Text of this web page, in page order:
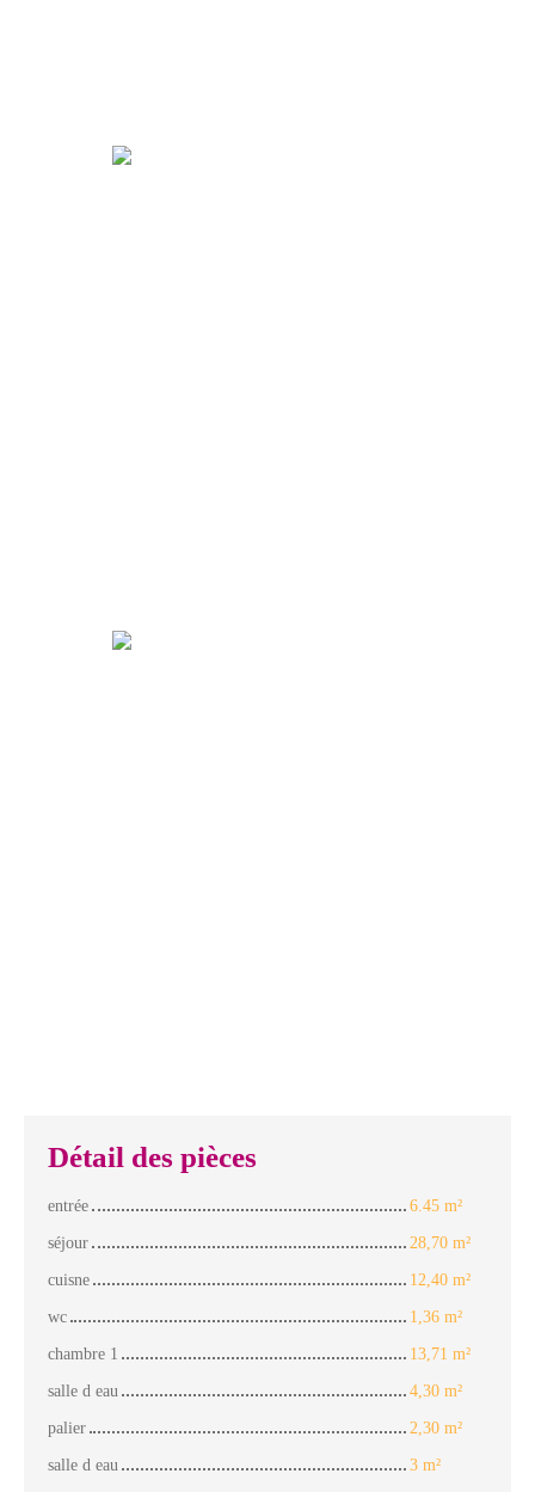
Détail des pièces
entrée
6.45 m²
séjour
28,70 m²
cuisne
12,40 m²
wc
1,36 m²
chambre 1
13,71 m²
salle d eau
4,30 m²
palier
2,30 m²
salle d eau
3 m²